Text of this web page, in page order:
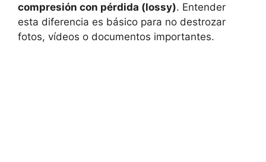
compresión con pérdida (lossy). Entender
esta diferencia es básico para no destrozar
fotos, vídeos o documentos importantes.